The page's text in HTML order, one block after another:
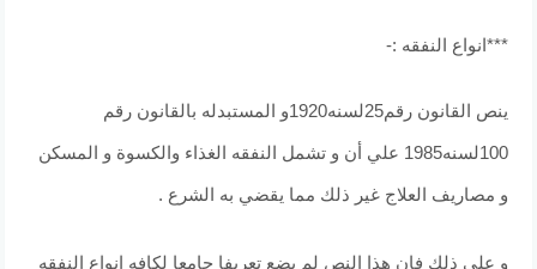
***انواع النفقه :-
ينص القانون رقم25لسنه1920و المستبدله بالقانون رقم
100لسنه1985 علي أن و تشمل النفقه الغذاء والكسوة و المسكن
و مصاريف العلاج غير ذلك مما يقضي به الشرع .
و علي ذلك فإن هذا النص لم يضع تعريفا جامعا لكافه انواع النفقه